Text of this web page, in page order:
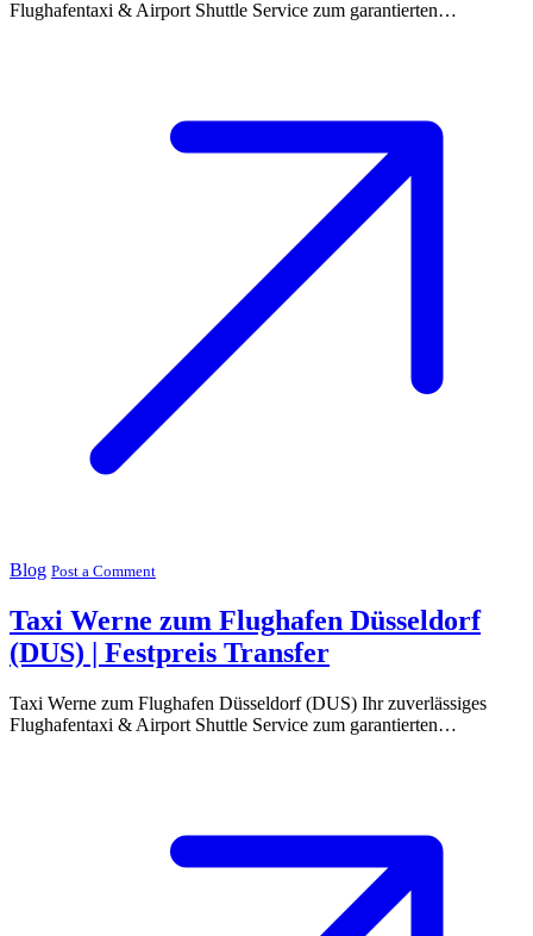
Flughafentaxi & Airport Shuttle Service zum garantierten…
Blog Post a Comment
Taxi Werne zum Flughafen Düsseldorf
(DUS) | Festpreis Transfer
Taxi Werne zum Flughafen Düsseldorf (DUS) Ihr zuverlässiges
Flughafentaxi & Airport Shuttle Service zum garantierten…